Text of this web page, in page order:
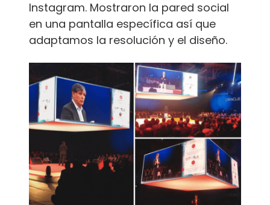
Instagram. Mostraron la pared social
en una pantalla específica así que
adaptamos la resolución y el diseño.